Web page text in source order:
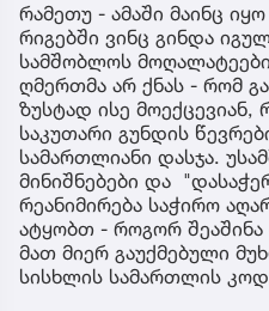
რამეთუ - ამაში მაინც
რიგებში ვინც გინდა
სამშობლოს
ღმერთმა არ ქნას - რომ
ზუსტად ისე
საკუთარი გუნდის
სამართლიანი დასჯა.
მინიშნებები და
რეანიმირება საჭირო
ატყობთ - როგორ
მათ მიერ გაუქმებული
სისხლის სამართლის